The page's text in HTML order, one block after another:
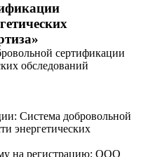
сертификации
обследований
Система добровольной
энергетических
на регистрацию: ООО